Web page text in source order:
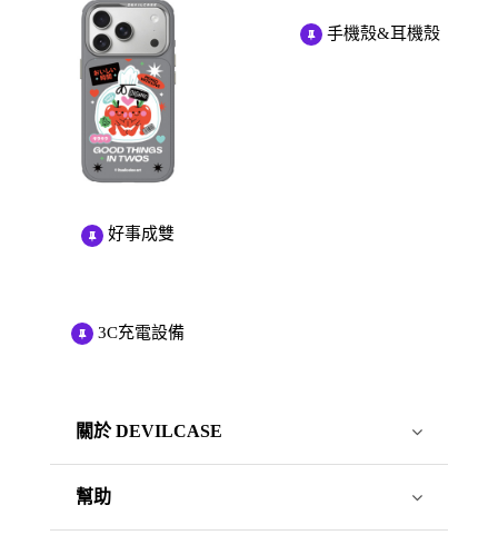
好事成雙
手機殼&耳機殼
3C充電設備
關於 DEVILCASE
幫助